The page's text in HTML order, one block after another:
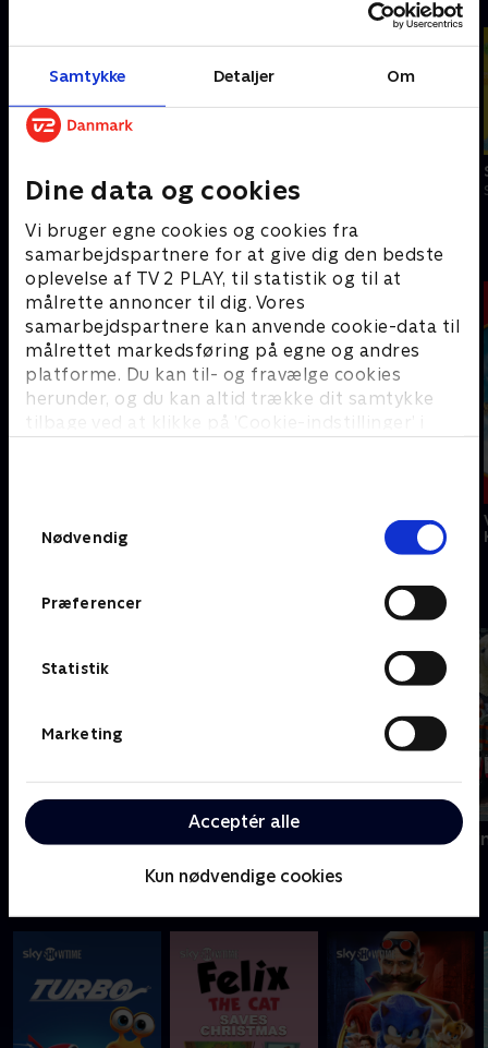
Samtykke Detaljer Om
Dine data og cookies
Vi bruger egne cookies og cookies fra
samarbejdspartnere for at give dig den bedste
oplevelse af TV 2 PLAY, til statistik og til at
målrette annoncer til dig. Vores
samarbejdspartnere kan anvende cookie-data til
målrettet markedsføring på egne og andres
platforme. Du kan til- og fravælge cookies
herunder, og du kan altid trække dit samtykke
tilbage ved at klikke på ’Cookie-indstillinger’ i
Nødvendig
Præferencer
Statistik
Marketing
Acceptér alle
Kun nødvendige cookies
S3:E1 • Sliksko med Lærke Sejer S3:E2 • Gaming i slik med Judex
Astrid Lindgrens børneunivers
have
Alle vi børn i
Bulderby
Store danske Oiii-serier
Slikbyggerne